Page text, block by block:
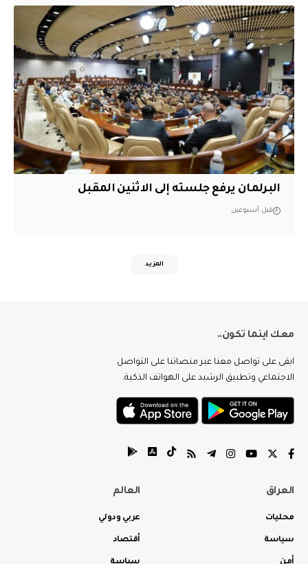
البرلمان يرفع جلسته إلى الاثنين المقبل
قبل أسبوعين
المزيد
معك اينما تكون..
ابقى على تواصل معنا عبر منصاتنا على التواصل
الاجتماعي وتطبيق الرشيد على الهواتف الذكية.
العراق
محليات
سياسة
العالم
عربي ودولي
أقتصاد